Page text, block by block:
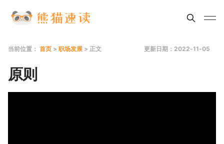
当前位置： 首页 > 职场发展 > 正文 更新日期：2022-11-05
原则